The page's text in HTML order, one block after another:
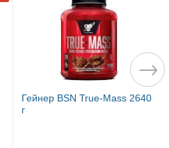
Гейнер BSN True-Mass 2640
г